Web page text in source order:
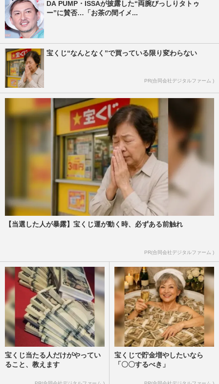
DA PUMP・ISSAが披露した“両腕びっしりタトゥ
ー”に賛否…「お茶の間イメ...
宝くじ“なんとなく”で買っている限り変わらない
PR(合同会社デジタルファーム )
【当選した人が暴露】宝くじ運が動く時、必ずある前触れ
PR(合同会社デジタルファーム )
宝くじ当たる人だけがやってい
ること、教えます
宝くじで貯金増やしたいなら
「〇〇するべき」